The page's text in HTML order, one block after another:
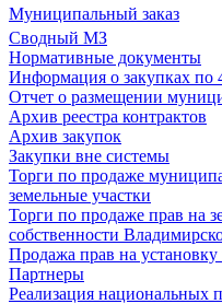
Муниципальный заказ
Сводный МЗ
Нормативные документы
Информация о закупках по
Отчет о размещении
Архив реестра контрактов
Архив закупок
Закупки вне системы
Торги по продаже
земельные участки
Торги по продаже прав на
собственности
Продажа прав на
Партнеры
Реализация национальных